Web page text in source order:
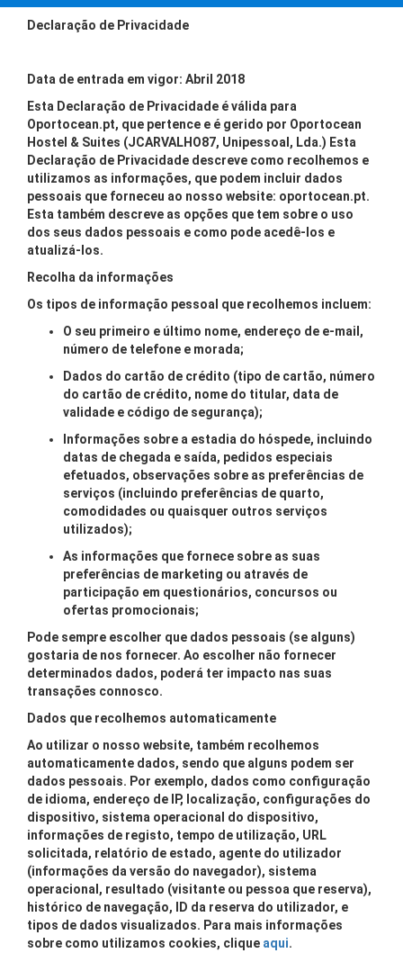
Declaração de Privacidade
Data de entrada em vigor: Abril 2018
Esta Declaração de Privacidade é válida para
Oportocean.pt, que pertence e é gerido por Oportocean
Hostel & Suites (JCARVALHO87, Unipessoal, Lda.) Esta
Declaração de Privacidade descreve como recolhemos e
utilizamos as informações, que podem incluir dados
pessoais que forneceu ao nosso website: oportocean.pt.
Esta também descreve as opções que tem sobre o uso
dos seus dados pessoais e como pode acedê-los e
atualizá-los.
Recolha da informações
Os tipos de informação pessoal que recolhemos incluem:
O seu primeiro e último nome, endereço de e-mail,
número de telefone e morada;
Dados do cartão de crédito (tipo de cartão, número
do cartão de crédito, nome do titular, data de
validade e código de segurança);
Informações sobre a estadia do hóspede, incluindo
datas de chegada e saída, pedidos especiais
efetuados, observações sobre as preferências de
serviços (incluindo preferências de quarto,
comodidades ou quaisquer outros serviços
utilizados);
As informações que fornece sobre as suas
preferências de marketing ou através de
participação em questionários, concursos ou
ofertas promocionais;
Pode sempre escolher que dados pessoais (se alguns)
gostaria de nos fornecer. Ao escolher não fornecer
determinados dados, poderá ter impacto nas suas
transações connosco.
Dados que recolhemos automaticamente
Ao utilizar o nosso website, também recolhemos
automaticamente dados, sendo que alguns podem ser
dados pessoais. Por exemplo, dados como configuração
de idioma, endereço de IP, localização, configurações do
dispositivo, sistema operacional do dispositivo,
informações de registo, tempo de utilização, URL
solicitada, relatório de estado, agente do utilizador
(informações da versão do navegador), sistema
operacional, resultado (visitante ou pessoa que reserva),
histórico de navegação, ID da reserva do utilizador, e
tipos de dados visualizados. Para mais informações
sobre como utilizamos cookies, clique aqui.